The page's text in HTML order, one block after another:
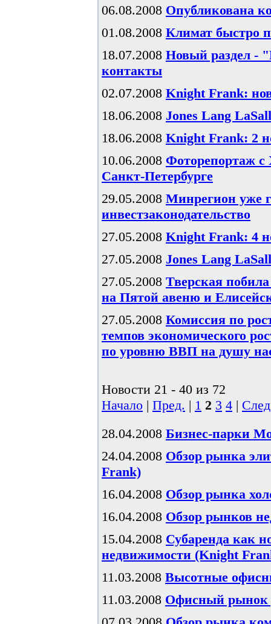
06.08.2008 Опубликована
01.08.2008 Климат быстро
18.07.2008 Новый раздел -
контакты
02.07.2008 Knight Frank:
18.06.2008 Jones Lang
18.06.2008 Knight Frank: 2
10.06.2008 Фоторепортаж с
Санкт-Петербурге
29.05.2008 Минрегион уже
инвестзаконодательство
27.05.2008 Knight Frank: 4
27.05.2008 Jones Lang
27.05.2008 Тверская
на Пятой авеню и
27.05.2008 Комиссия по
темпов экономического
по уровню ВВП на душу
Новости 21 - 40 из 72
Начало | Пред. | 1 2 3 4 |
28.04.2008 Бизнес-парки
24.04.2008 Обзор рынка
Frank)
16.04.2008 Обзор рынка
16.04.2008 Обзор рынков
15.04.2008 Субаренда как
недвижимости (Knight
11.03.2008 Высотные
11.03.2008 Офисный рынок